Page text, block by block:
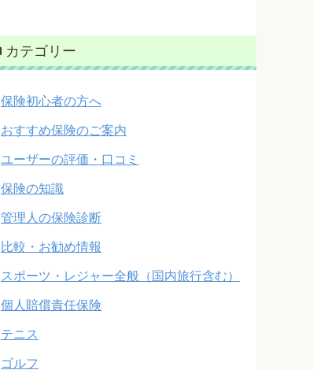
カテゴリー
保険初心者の方へ
おすすめ保険のご案内
ユーザーの評価・口コミ
保険の知識
管理人の保険診断
比較・お勧め情報
スポーツ・レジャー全般（国内旅行含む）
個人賠償責任保険
テニス
ゴルフ